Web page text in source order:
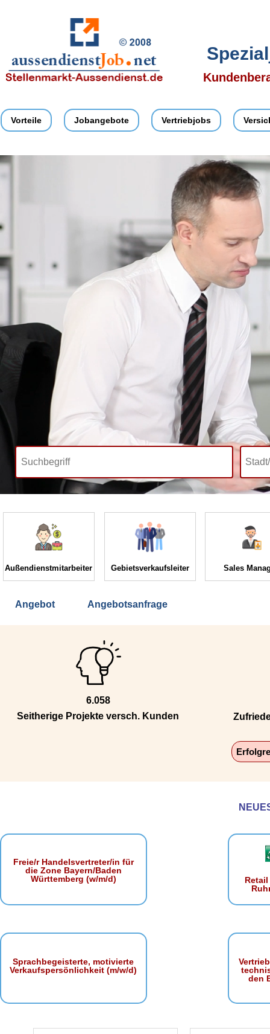
Vorteile Jobangebote Vertriebjobs
Außendienstmitarbeiter Gebietsverkaufsleiter Sales
Angebot Angebotsanfrage
6.058
Seitherige Projekte versch. Kunden
Freie/r Handelsvertreter/in für
die Zone Bayern/Baden
Württemberg (w/m/d)
Retail
Sprachbegeisterte, motivierte
Verkaufspersönlichkeit (m/w/d)
den